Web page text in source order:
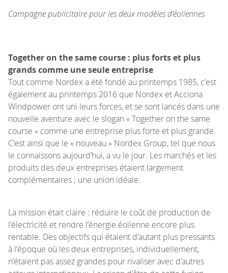
Campagne publicitaire pour les deux modèles d’éoliennes
Together on the same course : plus forts et plus
grands comme une seule entreprise
Tout comme Nordex a été fondé au printemps 1985, c’est
également au printemps 2016 que Nordex et Acciona
Windpower ont uni leurs forces, et se sont lancés dans une
nouvelle aventure avec le slogan « Together on the same
course » comme une entreprise plus forte et plus grande.
C’est ainsi que le « nouveau » Nordex Group, tel que nous
le connaissons aujourd’hui, a vu le jour. Les marchés et les
produits des deux entreprises étaient largement
complémentaires ; une union idéale.
La mission était claire : réduire le coût de production de
l’électricité et rendre l’énergie éolienne encore plus
rentable. Des objectifs qui étaient d’autant plus pressants
à l’époque où les deux entreprises, individuellement,
n’étaient pas assez grandes pour rivaliser avec d’autres